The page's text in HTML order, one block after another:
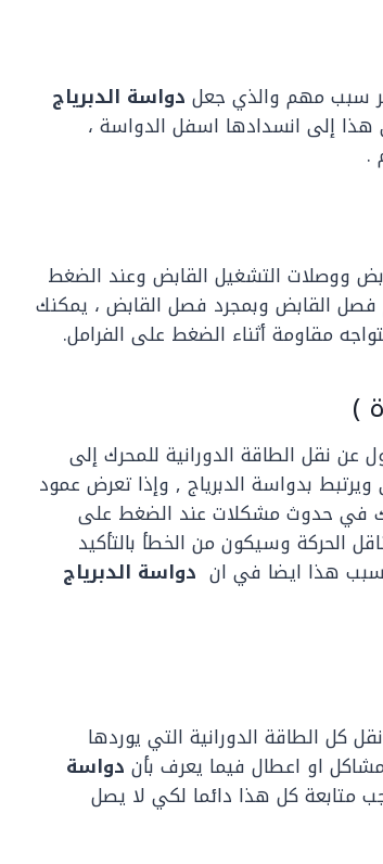
سبب مهم والذي جعل دواسة الدبرياج
إلى انسدادها اسفل الدواسة ،
.
ووصلات التشغيل القابض وعند الضغط
فصل القابض وبمجرد فصل القابض ، يمكنك
مقاومة أثناء الضغط على الفرامل.
)
عن نقل الطاقة الدورانية للمحرك إلى
بدواسة الدبرياج , وإذا تعرض عمود
ذلك في حدوث مشكلات عند الضغط على
الحركة وسيكون من الخطأ بالتأكيد
هذا ايضا في ان دواسة الدبرياج
كل الطاقة الدورانية التي يوردها
او اعطال فيما يعرف بأن دواسة
متابعة كل هذا دائما لكي لا يصل